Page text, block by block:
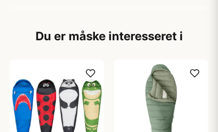
Du er måske interesseret i